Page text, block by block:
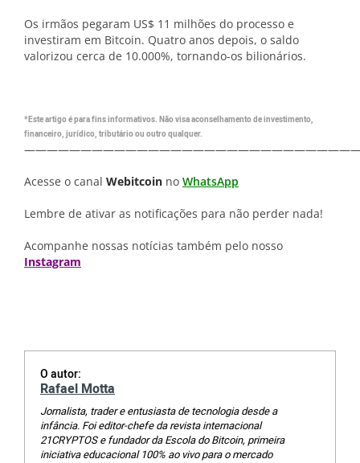
Os irmãos pegaram US$ 11 milhões do processo e
investiram em Bitcoin. Quatro anos depois, o saldo
valorizou cerca de 10.000%, tornando-os bilionários.
*Este artigo é para fins informativos. Não visa aconselhamento de investimento,
financeiro, jurídico, tributário ou outro qualquer.
Acesse o canal Webitcoin no WhatsApp
Lembre de ativar as notificações para não perder nada!
Acompanhe nossas notícias também pelo nosso
Instagram
O autor:
Rafael Motta
Jornalista, trader e entusiasta de tecnologia desde a
infância. Foi editor-chefe da revista internacional
21CRYPTOS e fundador da Escola do Bitcoin, primeira
iniciativa educacional 100% ao vivo para o mercado